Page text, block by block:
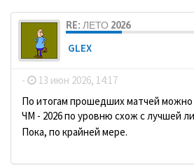
RE: ЛЕТО 2026
GLEX
- 13 июн 2026, 14:17
По итогам прошедших матчей можно
ЧМ - 2026 по уровню схож с лучшей
Пока, по крайней мере.